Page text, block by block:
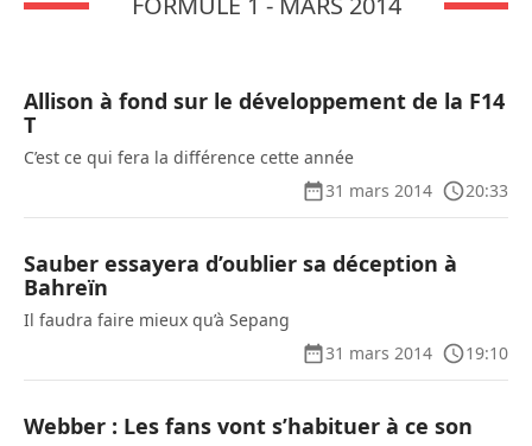
Allison à fond sur le développement de la F14
T
C’est ce qui fera la différence cette année
31 mars 2014
20:33
Sauber essayera d’oublier sa déception à
Bahreïn
Il faudra faire mieux qu’à Sepang
31 mars 2014
19:10
Webber : Les fans vont s’habituer à ce son